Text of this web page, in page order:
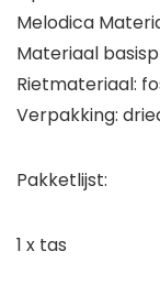
Melodica
Materiaal
Rietmateriaal:
Verpakking:
Pakketlijst:
1 x tas